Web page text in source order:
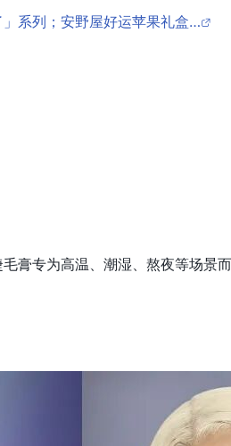
系列；安野屋好运苹果礼盒…
专为高温、潮湿、熬夜等场景